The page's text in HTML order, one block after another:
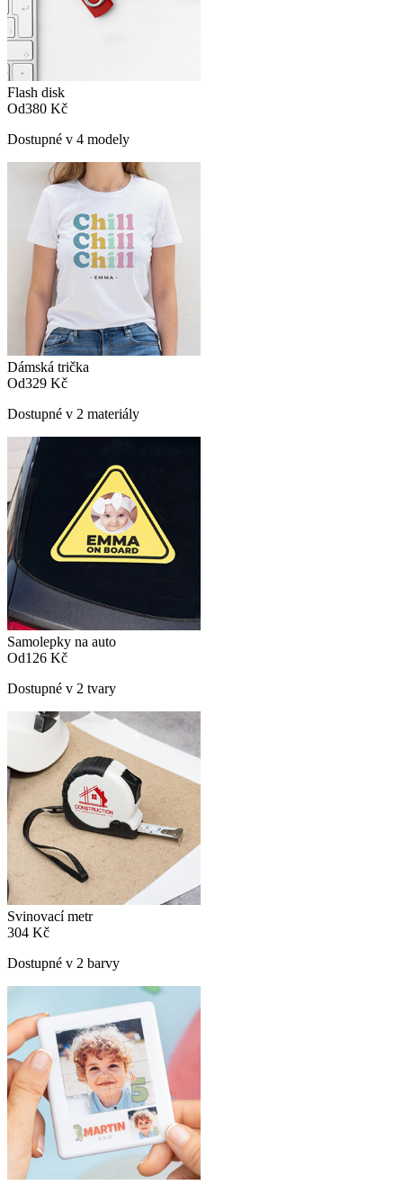
Flash disk
Od380 Kč
Dostupné v 4 modely
Dámská trička
Od329 Kč
Dostupné v 2 materiály
Samolepky na auto
Od126 Kč
Dostupné v 2 tvary
Svinovací metr
304 Kč
Dostupné v 2 barvy